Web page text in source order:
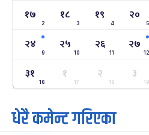
सोम
अन्तराष्ट्रिय नारी दिवस
फाल्गुन २४, २०८३- Mar 8, 2027
२५
मंगल
ग्याल्पो ल्होसार
फाल्गुन २५, २०८३ Mar 9, 2027
७
आइत
पूर्णिमा व्रत
चैत्र ७, २०८३-Mar 21, 2027
१७
2
१८
3
१९
4
२०
5
२४
9
२५
10
२६
11
२७
12
३१
16
१
17
२
18
३
19
धेरै कमेन्ट गरिएका